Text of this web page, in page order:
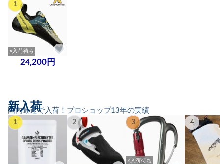
1
×入荷待ち
24,200円
国内最速で入荷！プロショップ13年の実績
新入荷
1 2 3
×入荷待ち
4